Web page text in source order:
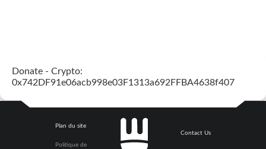
Donate - Crypto:
0x742DF91e06acb998e03F1313a692FFBA4638f407
Plan du site
Politique de
Contact Us